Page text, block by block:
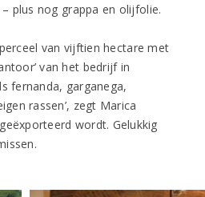
plus nog grappa en olijfolie.
van vijftien hectare met
van het bedrijf in
fernanda, garganega,
rassen’, zegt Marica
wordt. Gelukkig